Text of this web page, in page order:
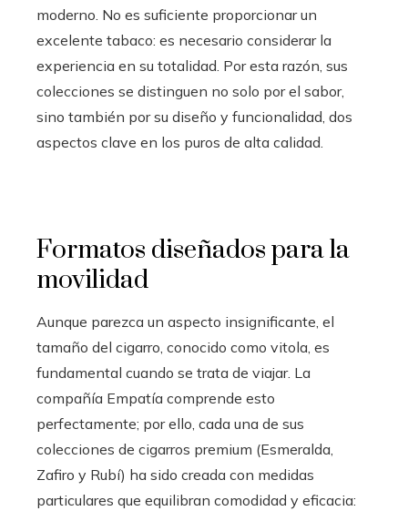
moderno. No es suficiente proporcionar un
excelente tabaco: es necesario considerar la
experiencia en su totalidad. Por esta razón, sus
colecciones se distinguen no solo por el sabor,
sino también por su diseño y funcionalidad, dos
aspectos clave en los puros de alta calidad.
Formatos diseñados para la
movilidad
Aunque parezca un aspecto insignificante, el
tamaño del cigarro, conocido como vitola, es
fundamental cuando se trata de viajar. La
compañía Empatía comprende esto
perfectamente; por ello, cada una de sus
colecciones de cigarros premium (Esmeralda,
Zafiro y Rubí) ha sido creada con medidas
particulares que equilibran comodidad y eficacia: